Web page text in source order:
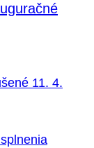
11. 4.